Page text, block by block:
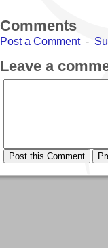
Comments
Post a Comment-
Leave a